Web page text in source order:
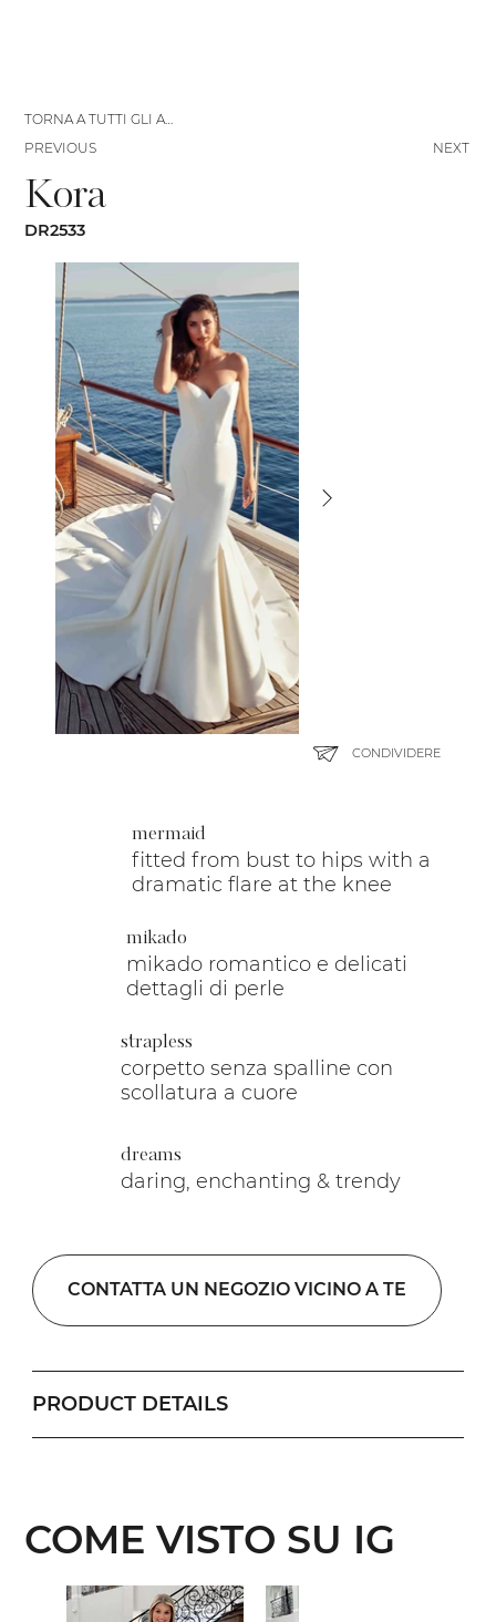
mermaid
fitted from bust to hips with a
dramatic flare at the knee
mikado
mikado romantico e delicati
dettagli di perle
strapless
corpetto senza spalline con
scollatura a cuore
dreams
daring, enchanting & trendy
CONTATTA UN NEGOZIO VICINO A TE
Kora
DR2533
CONDIVIDERE
NEXT
TORNA A TUTTI GLI ABITI
PREVIOUS
PRODUCT DETAILS
COME VISTO SU IG